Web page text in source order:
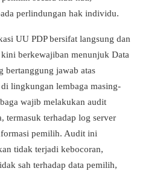
perlindungan hak individu.
UU PDP bersifat langsung dan
berkewajiban menunjuk Data
bertanggung jawab atas
lingkungan lembaga masing-
wajib melakukan audit
termasuk terhadap log server
pemilih. Audit ini
tidak terjadi kebocoran,
sah terhadap data pemilih,